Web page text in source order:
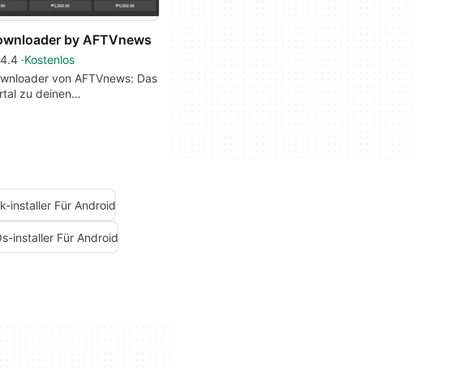
by AFTVnews
4.4 Kostenlos
von AFTVnews: Das
zu deinen
installer Für Android
installer Für Android